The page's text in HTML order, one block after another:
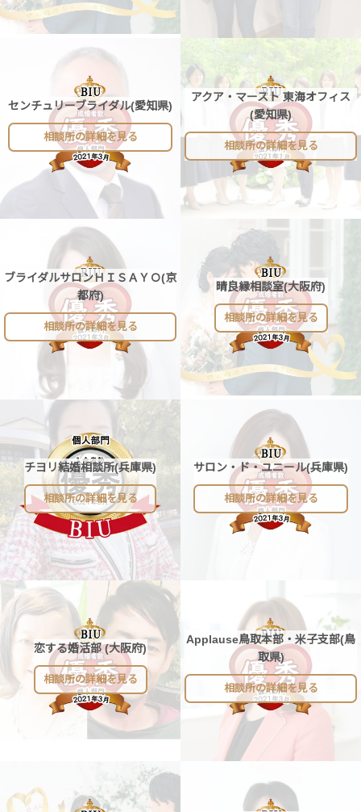
センチュリーブライダル(愛知県)
相談所の詳細を見る
アクア・マースト 東海オフィス
(愛知県)
相談所の詳細を見る
ブライダルサロンＨＩＳＡＹＯ(京
都府)
相談所の詳細を見る
晴良縁相談室(大阪府)
相談所の詳細を見る
チヨリ結婚相談所(兵庫県)
相談所の詳細を見る
サロン・ド・ユニール(兵庫県)
相談所の詳細を見る
恋する婚活部 (大阪府)
相談所の詳細を見る
Applause鳥取本部・米子支部(鳥
取県)
相談所の詳細を見る